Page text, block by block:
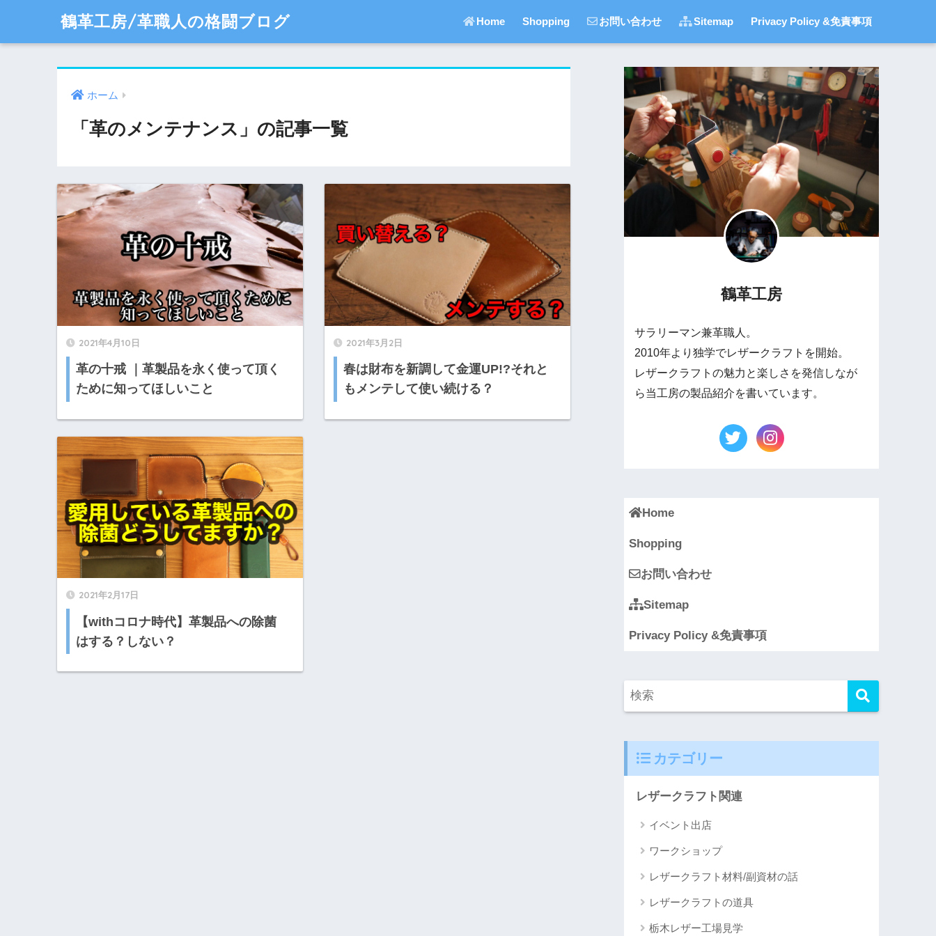
鶴革工房/革職人の格闘ブログ Home Shopping お問い合わせ Sitemap Privacy Policy &免責事項
ホーム
「革のメンテナンス」の記事一覧
2021年4月10日
革の十戒 ｜革製品を永く使って頂く
ために知ってほしいこと
2021年3月2日
春は財布を新調して金運UP!?それと
もメンテして使い続ける？
2021年2月17日
【withコロナ時代】革製品への除菌
はする？しない？
鶴革工房
サラリーマン兼革職人。
2010年より独学でレザークラフトを開始。
レザークラフトの魅力と楽しさを発信しなが
ら当工房の製品紹介を書いています。
Home
Shopping
お問い合わせ
Sitemap
Privacy Policy &免責事項
カテゴリー
レザークラフト関連
イベント出店
ワークショップ
レザークラフト材料/副資材の話
レザークラフトの道具
栃木レザー工場見学